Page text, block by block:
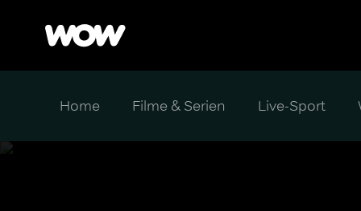
Home Filme & Serien Live-Sport